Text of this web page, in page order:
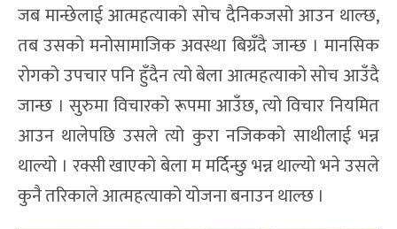
जब मान्छेलाई आत्महत्याको सोच दैनिकजसो आउन थाल्छ,
तब उसको मनोसामाजिक अवस्था बिग्रँदै जान्छ । मानसिक
रोगको उपचार पनि हुँदैन त्यो बेला आत्महत्याको सोच आउँदै
जान्छ । सुरुमा विचारको रूपमा आउँछ, त्यो विचार नियमित
आउन थालेपछि उसले त्यो कुरा नजिकको साथीलाई भन्न
थाल्यो । रक्सी खाएको बेला म मर्दिन्छु भन्न थाल्यो भने उसले
कुनै तरिकाले आत्महत्याको योजना बनाउन थाल्छ ।